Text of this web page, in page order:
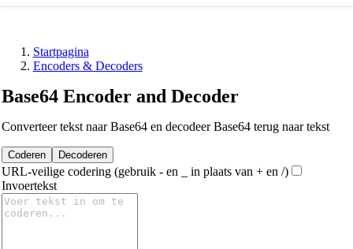
Startpagina
Encoders & Decoders
Base64 Encoder and Decoder
Converteer tekst naar Base64 en decodeer Base64 terug naar tekst
Coderen Decoderen
URL-veilige codering (gebruik - en _ in plaats van + en /)
Invoertekst